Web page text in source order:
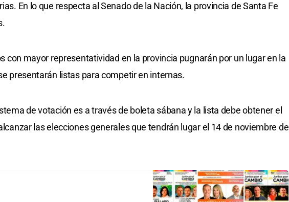
En lo que respecta al Senado de la Nación, la provincia de Santa Fe
con mayor representatividad en la provincia pugnarán por un lugar en la
presentarán listas para competir en internas.
de votación es a través de boleta sábana y la lista debe obtener el
las elecciones generales que tendrán lugar el 14 de noviembre de